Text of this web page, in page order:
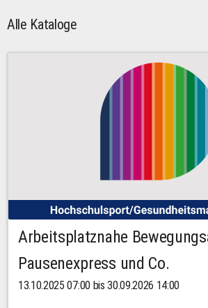
Alle Kataloge
Arbeitsplatznahe
Pausenexpress und Co.
13.10.2025 07:00 bis 30.09.2026 14:00